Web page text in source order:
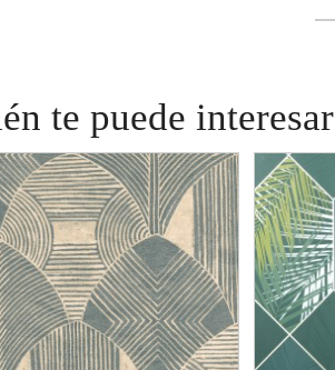
te puede interesar